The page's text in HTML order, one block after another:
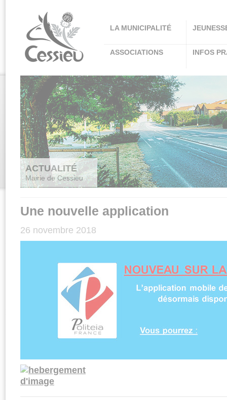
LA MUNICIPALITÉ
ASSOCIATIONS INFOS
ACTUALITÉ
Mairie de Cessieu
Une nouvelle application
26 novembre 2018